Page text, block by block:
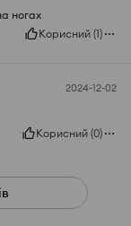
ногах
Корисний (1)
2024-12-02
Корисний (0)